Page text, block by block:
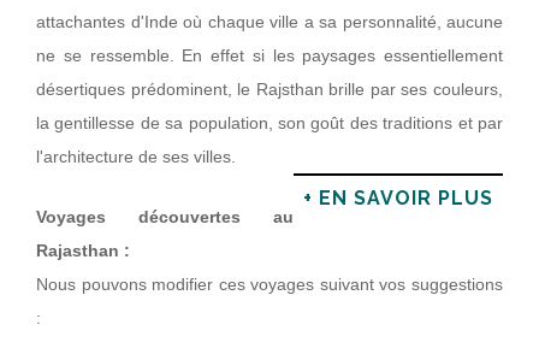
attachantes d'Inde où chaque ville a sa personnalité, aucune
ne se ressemble. En effet si les paysages essentiellement
désertiques prédominent, le Rajsthan brille par ses couleurs,
la gentillesse de sa population, son goût des traditions et par
l'architecture de ses villes.
+ EN SAVOIR PLUS
Voyages découvertes au
Rajasthan :
Nous pouvons modifier ces voyages suivant vos suggestions
: